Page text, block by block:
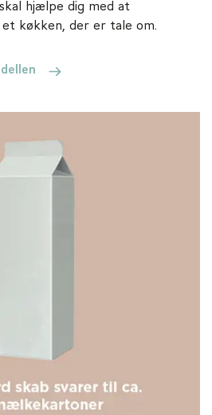
hjælpe dig med at
køkken, der er tale om.